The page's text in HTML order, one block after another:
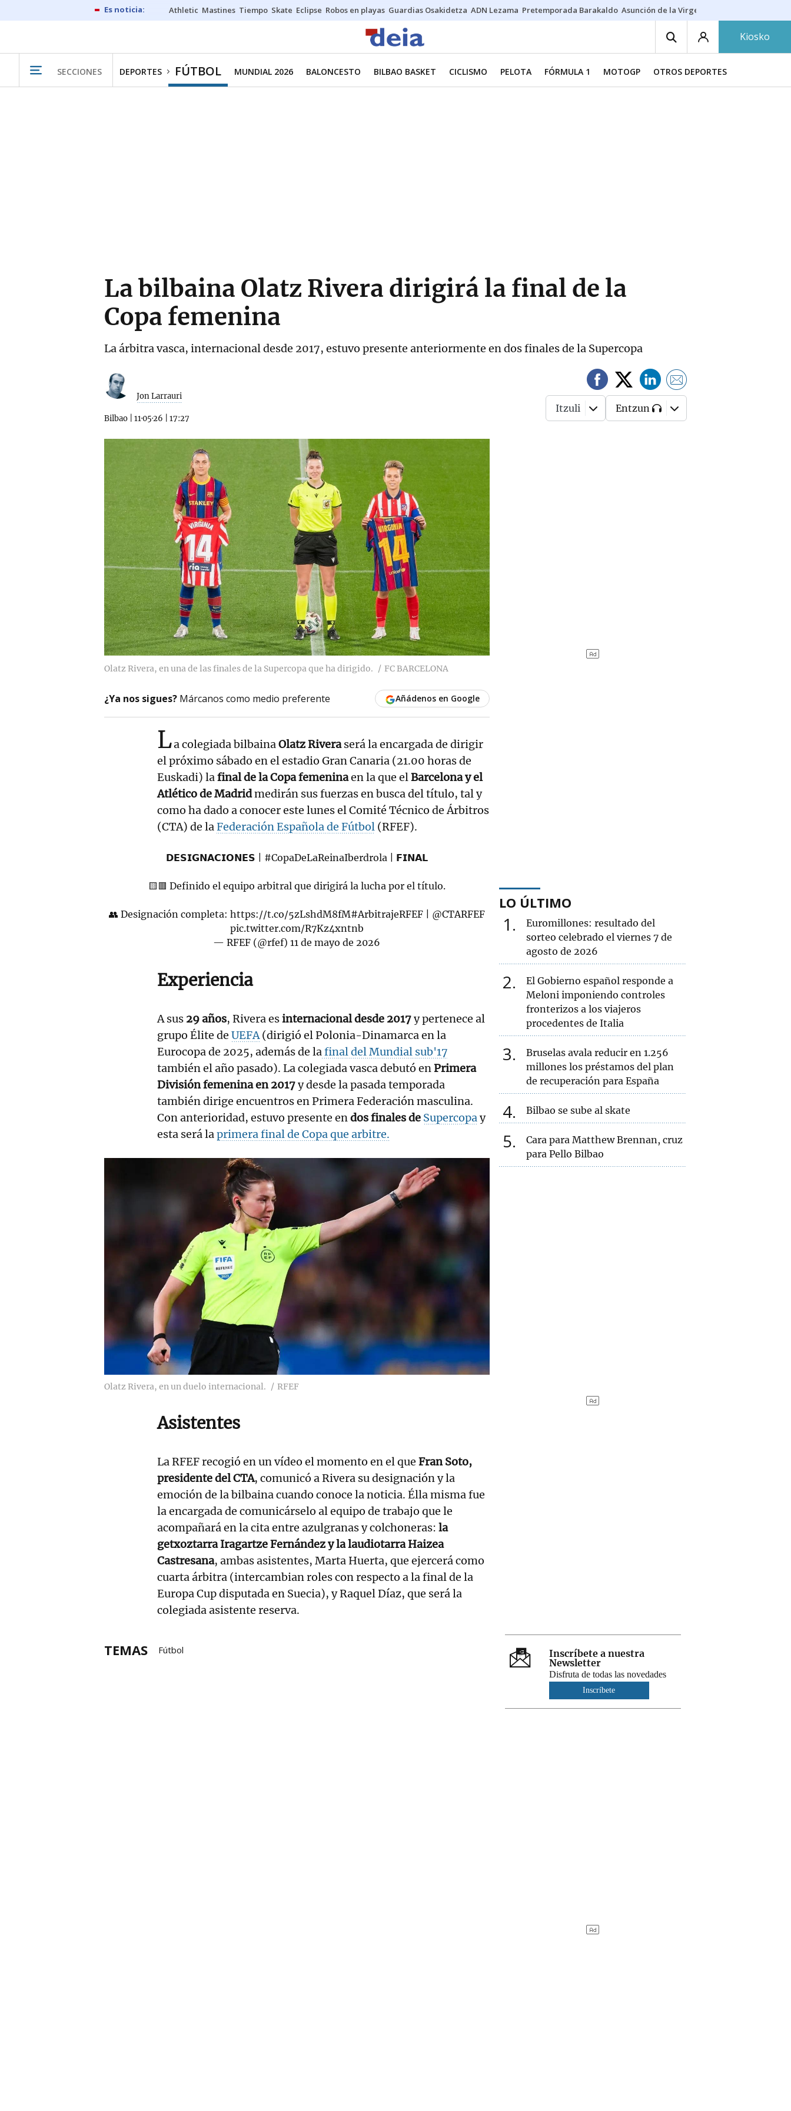
Athletic Mastines Tiempo Skate Eclipse Robos en playas Guardias Osakidetza ADN Lezama Pretemporada Barakaldo Asunción de la Virgen
Kiosko
SECCIONES DEPORTES FÚTBOL MUNDIAL 2026 BALONCESTO BILBAO BASKET CICLISMO PELOTA FÓRMULA 1 MOTOGP OTROS DEPORTES
La bilbaina Olatz Rivera dirigirá la final de la
Copa femenina
La árbitra vasca, internacional desde 2017, estuvo presente anteriormente en dos finales de la Supercopa
Jon Larrauri
Bilbao 11·05·26 17:27
Itzuli Entzun
Olatz Rivera, en una de las finales de la Supercopa que ha dirigido. FC BARCELONA
¿Ya nos sigues? Márcanos como medio preferente Añádenos en Google
La colegiada bilbainaOlatz Riveraserá la encargada de dirigir
el próximo sábado en el estadio Gran Canaria (21.00 horas de
Euskadi) lafinal de la Copa femeninaen la que elBarcelona y el
Atlético de Madridmedirán sus fuerzas en busca del título, tal y
como ha dado a conocer este lunes el Comité Técnico de Árbitros
(CTA) de laFederación Española de Fútbol (RFEF).
𝗗𝗘𝗦𝗜𝗚𝗡𝗔𝗖𝗜𝗢𝗡𝗘𝗦 | #CopaDeLaReinaIberdrola | 𝗙𝗜𝗡𝗔𝗟
🟨🟥 Definido el equipo arbitral que dirigirá la lucha por el título.
👥 Designación completa: https://t.co/5zLshdM8fM#ArbitrajeRFEF| @CTARFEF
pic.twitter.com/R7Kz4xntnb
— RFEF (@rfef)11 de mayo de 2026
Experiencia
A sus 29 años, Rivera esinternacional desde 2017y pertenece al
grupo Élite de UEFA(dirigió el Polonia-Dinamarca en la
Eurocopa de 2025, además de lafinal del Mundial sub'17
también el año pasado). La colegiada vasca debutó enPrimera
División femenina en 2017y desde la pasada temporada
también dirige encuentros en Primera Federación masculina.
Con anterioridad, estuvo presente endos finales de Supercopay
esta será laprimera final de Copa que arbitre.
Olatz Rivera, en un duelo internacional. RFEF
Asistentes
La RFEF recogió en un vídeo el momento en el que Fran Soto,
presidente del CTA, comunicó a Rivera su designación y la
emoción de la bilbaina cuando conoce la noticia. Élla misma fue
la encargada de comunicárselo al equipo de trabajo que le
acompañará en la cita entre azulgranas y colchoneras: la
getxoztarra Iragartze Fernández y la laudiotarra Haizea
Castresana, ambas asistentes, Marta Huerta, que ejercerá como
cuarta árbitra (intercambian roles con respecto a la final de la
Europa Cup disputada en Suecia), y Raquel Díaz, que será la
colegiada asistente reserva.
TEMAS Fútbol
LO ÚLTIMO
1
Euromillones: resultado del
sorteo celebrado el viernes 7 de
agosto de 2026
2
El Gobierno español responde a
Meloni imponiendo controles
fronterizos a los viajeros
procedentes de Italia
3
Bruselas avala reducir en 1.256
millones los préstamos del plan
de recuperación para España
4 Bilbao se sube al skate
5
Cara para Matthew Brennan, cruz
para Pello Bilbao
Inscríbete a nuestra
Newsletter
Disfruta de todas las novedades
Inscríbete